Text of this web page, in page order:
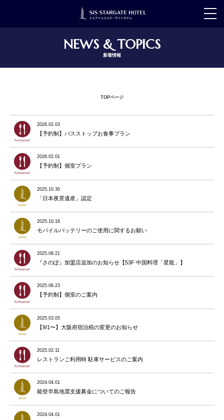
t
a
i
NEWS & TOPICS
新着情報
TOPページ
2026.02.03
【予約制】バスストップお食事プラン
2026.02.01
【予約制】個室プラン
2025.10.30
「日本夜景遺産」認定
2025.10.16
モバイルバッテリーのご使用に関するお願い
2025.08.21
『さのぽ』加盟店追加のお知らせ【53F 中国料理「星龍」】
2025.06.23
【予約制】個室のご案内
2025.03.05
【9/1〜】大阪府宿泊税の変更のお知らせ
2025.02.11
レストランご利用時 駐車サービスのご案内
2024.04.01
能登半島地震支援募金についてのご報告
2024.04.01